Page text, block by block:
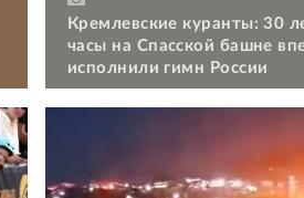
Кремлевские куранты: 30
часы на Спасской башне
исполнили гимн России